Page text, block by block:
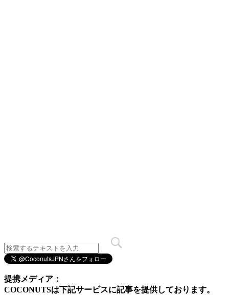
提携メディア：
COCONUTSは下記サービスに記事を提供しております。